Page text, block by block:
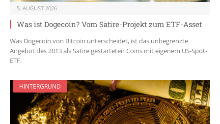
5. AUGUST 2026
Was ist Dogecoin? Vom Satire-Projekt zum ETF-Asset
Was Dogecoin von Bitcoin unterscheidet, ist das unbegrenzte
Angebot des 2013 als Satire gestarteten Coins mit eigenem US-Spot-
ETF.
HINTERGRUND